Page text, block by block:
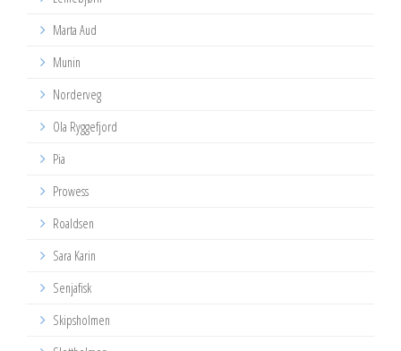
Marta Aud
Munin
Norderveg
Ola Ryggefjord
Pia
Prowess
Roaldsen
Sara Karin
Senjafisk
Skipsholmen